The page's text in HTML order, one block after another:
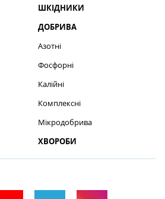
ШКІДНИКИ
ДОБРИВА
Азотні
Фосфорні
Калійні
Комплексні
Мікродобрива
ХВОРОБИ